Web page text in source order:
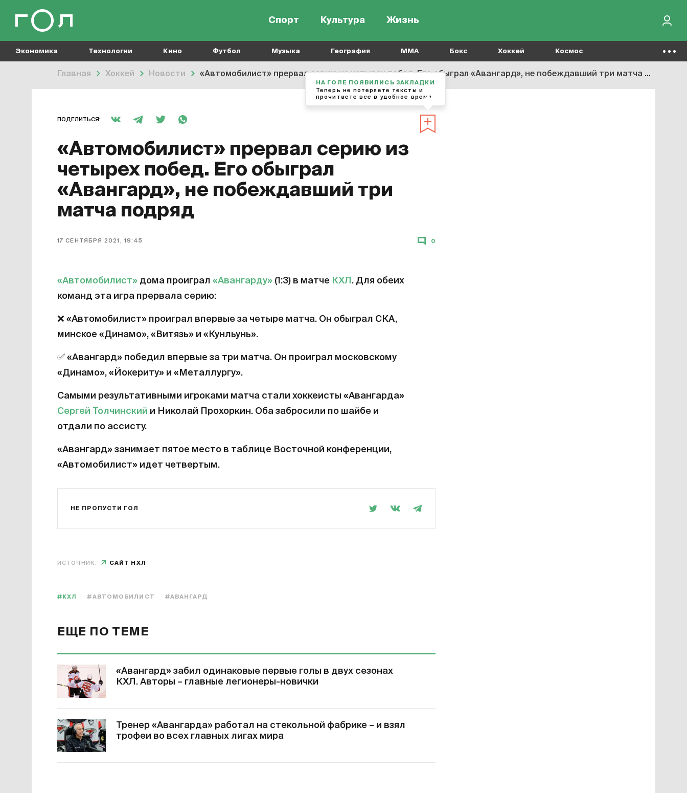
Спорт Культура Жизнь
Экономика Технологии Кино Футбол Музыка География MMA Бокс Хоккей Космос
Главная Хоккей Новости «Автомобилист» прервал серию из четырех побед. Его обыграл «Авангард», не побеждавший три матча подряд
ПОДЕЛИТЬСЯ:
«Автомобилист» прервал серию из
четырех побед. Его обыграл
«Авангард», не побеждавший три
матча подряд
17 СЕНТЯБРЯ 2021, 19:45 0
«Автомобилист» дома проиграл «Авангарду» (1:3) в матче КХЛ . Для обеих
команд эта игра прервала серию:
❌ «Автомобилист» проиграл впервые за четыре матча. Он обыграл СКА,
минское «Динамо», «Витязь» и «Кунльунь».
✅ «Авангард» победил впервые за три матча. Он проиграл московскому
«Динамо», «Йокериту» и «Металлургу».
Самыми результативными игроками матча стали хоккеисты «Авангарда»
Сергей Толчинский и Николай Прохоркин. Оба забросили по шайбе и
отдали по ассисту.
«Авангард» занимает пятое место в таблице Восточной конференции,
«Автомобилист» идет четвертым.
НЕ ПРОПУСТИ ГОЛ
ИСТОЧНИК: САЙТ НХЛ
#КХЛ #АВТОМОБИЛИСТ #АВАНГАРД
ЕЩЕ ПО ТЕМЕ
«Авангард» забил одинаковые первые голы в двух сезонах
КХЛ. Авторы – главные легионеры-новички
Тренер «Авангарда» работал на стекольной фабрике – и взял
трофеи во всех главных лигах мира
НА ГОЛЕ ПОЯВИЛИСЬ ЗАКЛАДКИ
Теперь не потеряете тексты и
прочитаете все в удобное время